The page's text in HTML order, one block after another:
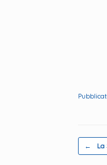
← La